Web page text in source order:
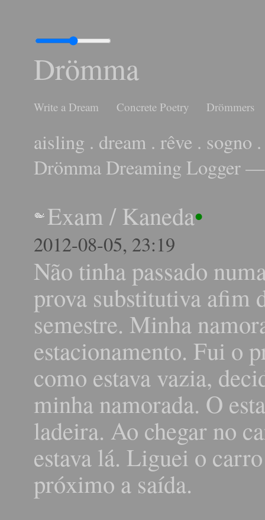
Drömma
Write a Dream Concrete Poetry Drömmers
aisling . dream . rêve . sogno
Drömma Dreaming Logger
Exam /Kaneda•
2012-08-05, 23:19
Não tinha passado
prova substitutiva afim
semestre. Minha
estacionamento. Fui o
como estava vazia,
minha namorada. O
ladeira. Ao chegar no
estava lá. Liguei o
próximo a saída.